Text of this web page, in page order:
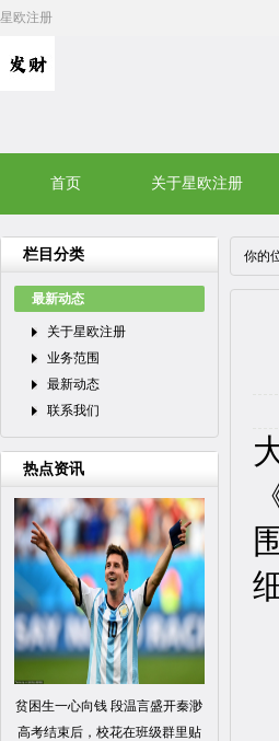
星欧注册
首页 关于星欧注册
栏目分类
最新动态
关于星欧注册
业务范围
最新动态
联系我们
热点资讯
贫困生一心向钱 段温言盛开秦渺
高考结束后，校花在班级群里贴
你的